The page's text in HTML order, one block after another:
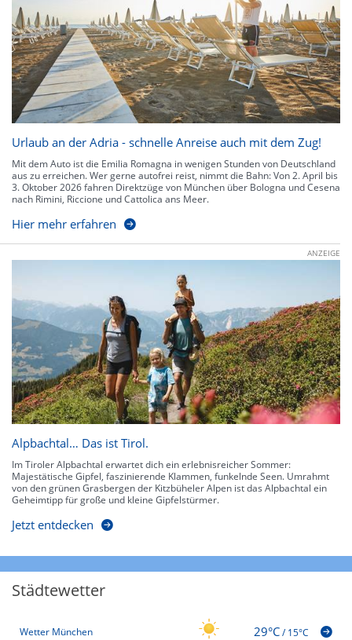
Urlaub an der Adria - schnelle Anreise auch mit dem Zug!
Mit dem Auto ist die Emilia Romagna in wenigen Stunden von Deutschland
aus zu erreichen. Wer gerne autofrei reist, nimmt die Bahn: Von 2. April bis
3. Oktober 2026 fahren Direktzüge von München über Bologna und Cesena
nach Rimini, Riccione und Cattolica ans Meer.
Hier mehr erfahren
ANZEIGE
Alpbachtal… Das ist Tirol.
Im Tiroler Alpbachtal erwartet dich ein erlebnisreicher Sommer:
Majestätische Gipfel, faszinierende Klammen, funkelnde Seen. Umrahmt
von den grünen Grasbergen der Kitzbüheler Alpen ist das Alpbachtal ein
Geheimtipp für große und kleine Gipfelstürmer.
Jetzt entdecken
Städtewetter
Wetter München 29°C/15°C